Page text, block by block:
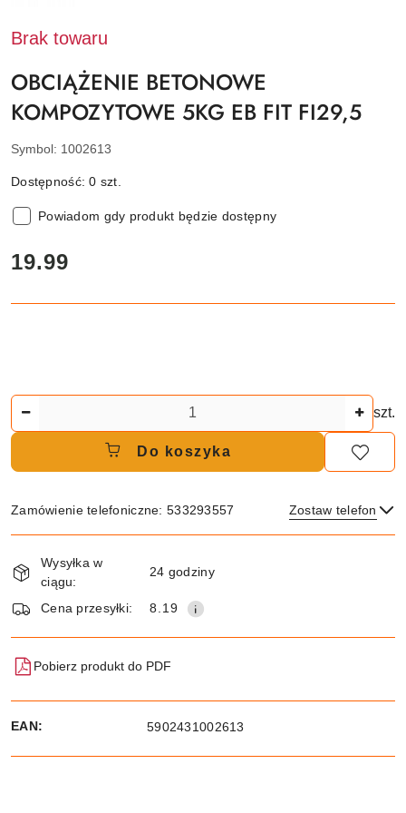
Brak towaru
OBCIĄŻENIE BETONOWE
KOMPOZYTOWE 5KG EB FIT FI29,5
Symbol: 1002613
Dostępność:0 szt.
Powiadom gdy produkt będzie dostępny
cena:
19.99
szt.
Do koszyka
Zamówienie telefoniczne: 533293557 Zostaw telefon
Dostępność
i
dostawa
Wysyłka w
ciągu:
24 godziny
Cena przesyłki: 8.19
Pobierz produkt do PDF
EAN: 5902431002613